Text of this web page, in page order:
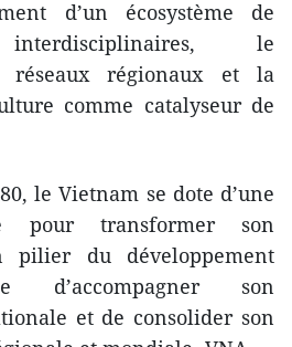
d’un écosystème de
interdisciplinaires, le
réseaux régionaux et la
comme catalyseur de
le Vietnam se dote d’une
pour transformer son
pilier du développement
d’accompagner son
et de consolider son